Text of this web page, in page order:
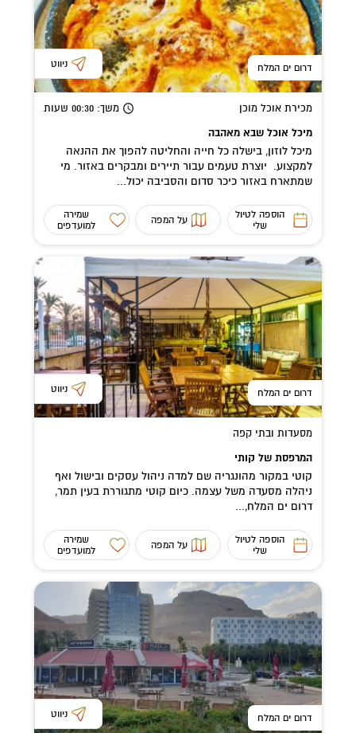
דרום ים המלח ניווט
מכירת אוכל מוכן משך: 00:30 שעות
מיכל אוכל שבא מאהבה
מיכל לוזון, בישלה כל חייה והחליטה להפוך את ההנאה
למקצוע. יוצרת טעמים עבור תיירים ומבקרים באזור. מי
שמתארח באזור כיכר סדום והסביבה יכול...
הוספה לטיול
שלי
על המפה
שמירה
למועדפים
דרום ים המלח ניווט
מסעדות ובתי קפה
המרפסת של קותי
קוטי במקור מהונגריה שם למדה ניהול עסקים ובישול ואף
ניהלה מסעדה משל עצמה. כיום קוטי מתגוררת בעין תמר,
דרום ים המלח,...
הוספה לטיול
שלי
על המפה
שמירה
למועדפים
דרום ים המלח ניווט